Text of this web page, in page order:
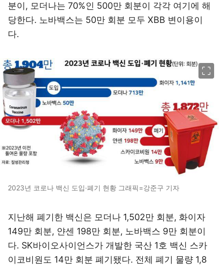
분이, 모더나는 70%인 500만 회분이 각각 여기에 해
당한다. 노바백스는 50만 회분 모두 XBB 변이용이
다.
2023년 코로나 백신 도입·폐기 현황 그래픽=강준구 기자
지난해 폐기한 백신은 모더나 1,502만 회분, 화이자
149만 회분, 얀센 198만 회분, 노바백스 9만 회분이
다. SK바이오사이언스가 개발한 국산 1호 백신 스카
이코비원도 14만 회분 폐기됐다. 전체 폐기 물량 1,8